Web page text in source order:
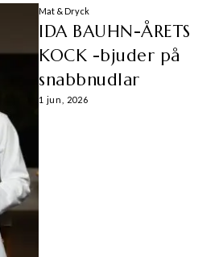
Mat & Dryck
IDA BAUHN-ÅRETS
KOCK -bjuder på
snabbnudlar
1 jun, 2026